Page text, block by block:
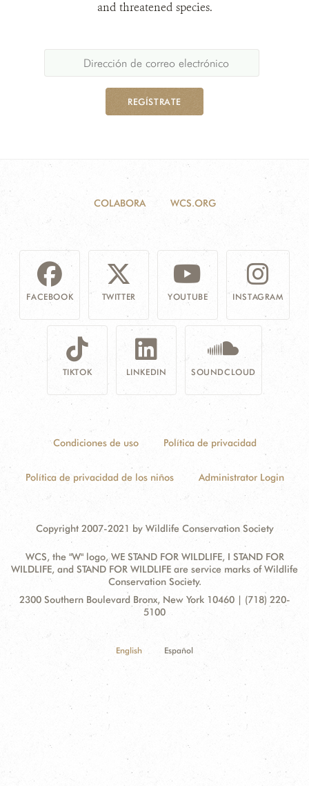
and threatened species.
REGÍSTRATE
COLABORA WCS.ORG
FACEBOOK TWITTER YOUTUBE INSTAGRAM
TIKTOK LINKEDIN SOUNDCLOUD
Condiciones de uso Política de privacidad
Política de privacidad de los niños Administrator Login
Copyright 2007-2021 by Wildlife Conservation Society
WCS, the "W" logo, WE STAND FOR WILDLIFE, I STAND FOR
WILDLIFE, and STAND FOR WILDLIFE are service marks of Wildlife
Conservation Society.
Contact
Information
Address:
2300 Southern Boulevard Bronx, New York 10460 | (718) 220-
5100
English Español